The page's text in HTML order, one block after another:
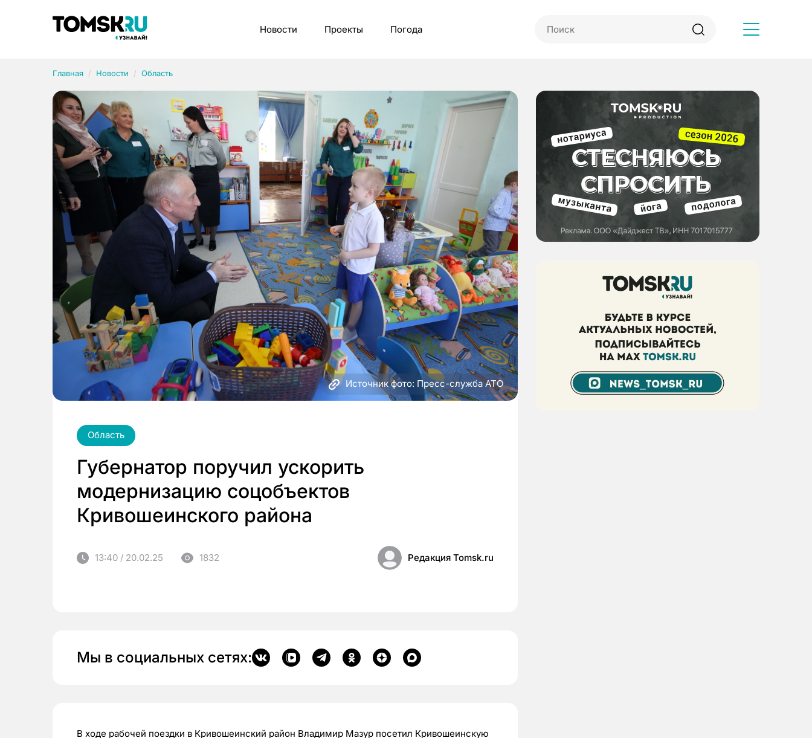
Новости Проекты Погода
Главная Новости Область
Источник фото: Пресс-служба АТО
Область
Губернатор поручил ускорить
модернизацию соцобъектов
Кривошеинского района
13:40 / 20.02.25 1832 Редакция Tomsk.ru
Мы в социальных сетях:
В ходе рабочей поездки в Кривошеинский район Владимир Мазур посетил Кривошеинскую
Рубрики